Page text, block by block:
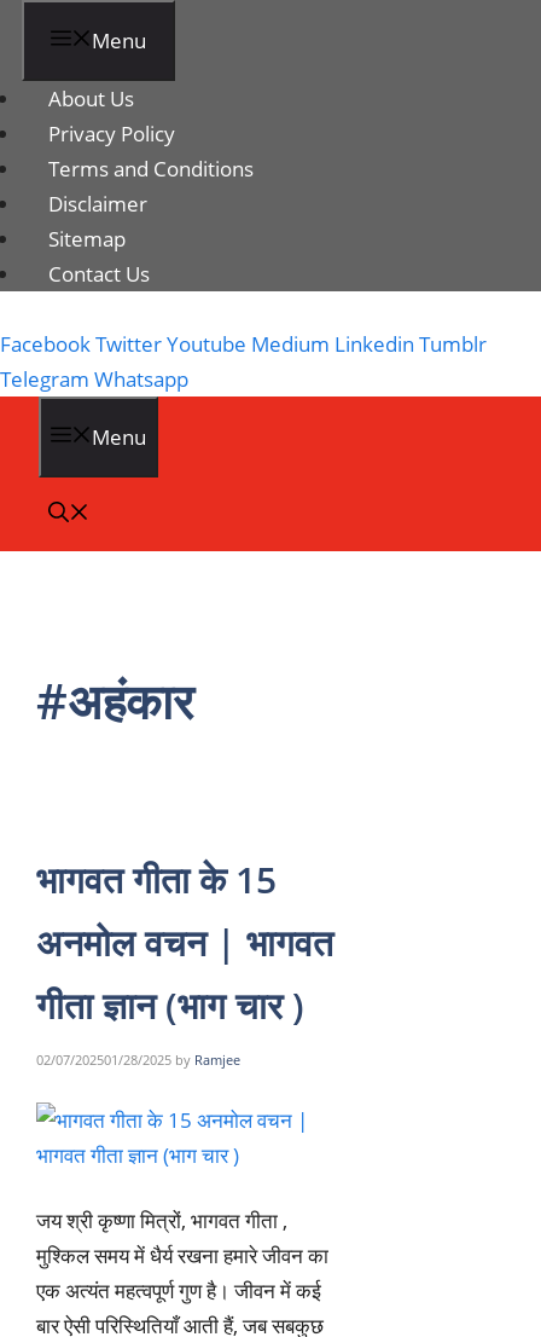
Menu
About Us
Privacy Policy
Terms and Conditions
Disclaimer
Sitemap
Contact Us
FacebookTwitterYoutube Medium Linkedin Tumblr
Telegram Whatsapp
Menu
#अहंकार
भागवत गीता के 15
अनमोल वचन | भागवत
गीता ज्ञान (भाग चार )
02/07/202501/28/2025 by Ramjee
जय श्री कृष्णा मित्रों, भागवत गीता ,
मुश्किल समय में धैर्य रखना हमारे जीवन का
एक अत्यंत महत्वपूर्ण गुण है। जीवन में कई
बार ऐसी परिस्थितियाँ आती हैं, जब सबकुछ